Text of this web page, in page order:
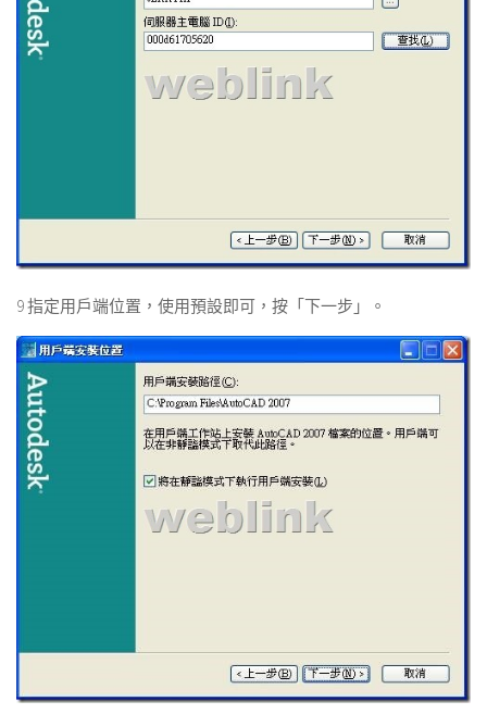
9 指定用戶端位置，使用預設即可，按「下一步」。